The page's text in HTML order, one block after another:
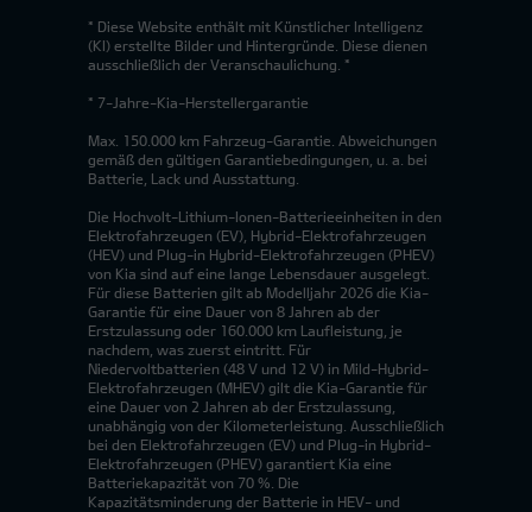
* Diese Website enthält mit Künstlicher Intelligenz
(KI) erstellte Bilder und Hintergründe. Diese dienen
ausschließlich der Veranschaulichung. *
* 7-Jahre-Kia-Herstellergarantie
Max. 150.000 km Fahrzeug-Garantie. Abweichungen
gemäß den gültigen Garantiebedingungen, u. a. bei
Batterie, Lack und Ausstattung.
Die Hochvolt-Lithium-Ionen-Batterieeinheiten in den
Elektrofahrzeugen (EV), Hybrid-Elektrofahrzeugen
(HEV) und Plug-in Hybrid-Elektrofahrzeugen (PHEV)
von Kia sind auf eine lange Lebensdauer ausgelegt.
Für diese Batterien gilt ab Modelljahr 2026 die Kia-
Garantie für eine Dauer von 8 Jahren ab der
Erstzulassung oder 160.000 km Laufleistung, je
nachdem, was zuerst eintritt. Für
Niedervoltbatterien (48 V und 12 V) in Mild-Hybrid-
Elektrofahrzeugen (MHEV) gilt die Kia-Garantie für
eine Dauer von 2 Jahren ab der Erstzulassung,
unabhängig von der Kilometerleistung. Ausschließlich
bei den Elektrofahrzeugen (EV) und Plug-in Hybrid-
Elektrofahrzeugen (PHEV) garantiert Kia eine
Batteriekapazität von 70 %. Die
Kapazitätsminderung der Batterie in HEV- und